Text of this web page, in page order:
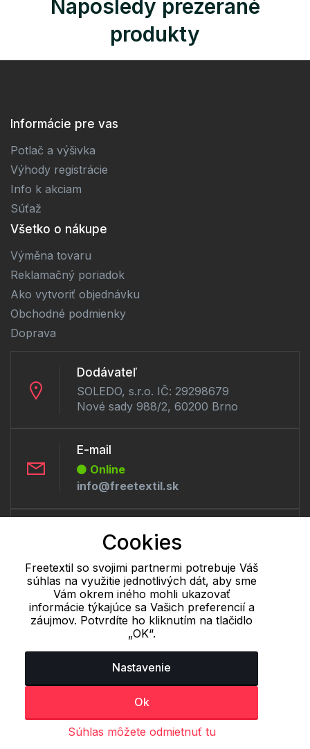
Naposledy prezerané
produkty
Informácie pre vas
Potlač a výšivka
Výhody registrácie
Info k akciam
Súťaž
Všetko o nákupe
Výměna tovaru
Reklamačný poriadok
Ako vytvoriť objednávku
Obchodné podmienky
Doprava
Dodávateľ
SOLEDO, s.r.o. IČ: 29298679
Nové sady 988/2, 60200 Brno
E-mail
Online
info@freetextil.sk
Online
+421 277 270 056
Cookie - podrobné nastavenie| Ďalšie informácie|Spracovanie
osobných údajov
Cookies
Freetextil so svojimi partnermi potrebuje Váš
súhlas na využitie jednotlivých dát, aby sme
Vám okrem iného mohli ukazovať
informácie týkajúce sa Vašich preferencií a
záujmov. Potvrdíte ho kliknutím na tlačidlo
„OK“.
Nastavenie
Ok
Súhlas môžete odmietnuť tu